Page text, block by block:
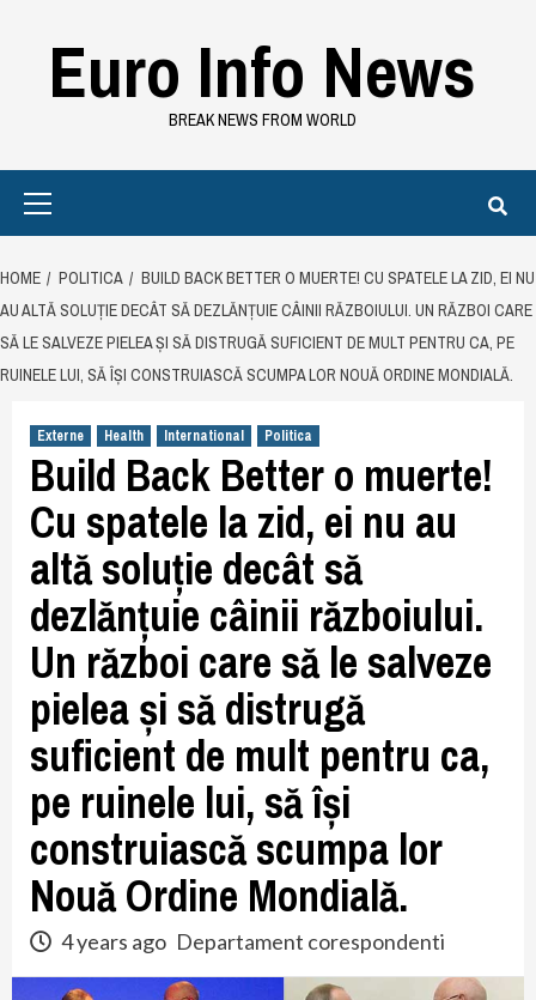
contentEuro Info News
BREAK NEWS FROM WORLD
HOME POLITICA
BUILD BACK BETTER O MUERTE! CU SPATELE LA ZID, EI NU
AU ALTĂ SOLUȚIE DECÂT SĂ DEZLĂNȚUIE CÂINII RĂZBOIULUI. UN RĂZBOI CARE
SĂ LE SALVEZE PIELEA ȘI SĂ DISTRUGĂ SUFICIENT DE MULT PENTRU CA, PE
RUINELE LUI, SĂ ÎȘI CONSTRUIASCĂ SCUMPA LOR NOUĂ ORDINE MONDIALĂ.
Externe Health International Politica
Build Back Better o muerte!
Cu spatele la zid, ei nu au
altă soluție decât să
dezlănțuie câinii războiului.
Un război care să le salveze
pielea și să distrugă
suficient de mult pentru ca,
pe ruinele lui, să își
construiască scumpa lor
Nouă Ordine Mondială.
4 years ago Departament corespondenti